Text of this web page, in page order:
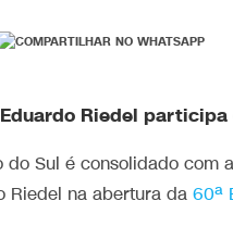
Eduardo Riedel
Sul é consolidado com
Riedel na abertura da 60ª